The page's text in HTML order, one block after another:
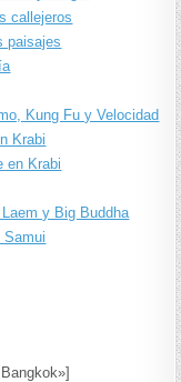
callejeros
paisajes
Kung Fu y Velocidad
Krabi
en Krabi
y Big Buddha